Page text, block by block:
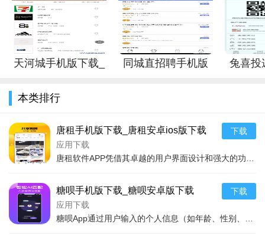
晋江小说软件App凭借其丰富的原创内容库、优秀的用户体验
设计、以及高度的社区互动性，成为了不少读者心中不可或缺的
阅读工具。无论是对于喜欢探索新奇作品的探索者，还是对于追
求深度阅读体验的沉浸者，晋江小说软件App都能提供满意的服
务。随着平台内容的进一步丰富和技术的不断优化，晋江小说软
天河城手机版下载_
同城直招聘手机版
兔喜投
本类排行
唐租手机版下载_唐租安卓ios版下载
应用下载
下载
糖呗手机版下载_糖呗安卓版下载
应用下载
下载